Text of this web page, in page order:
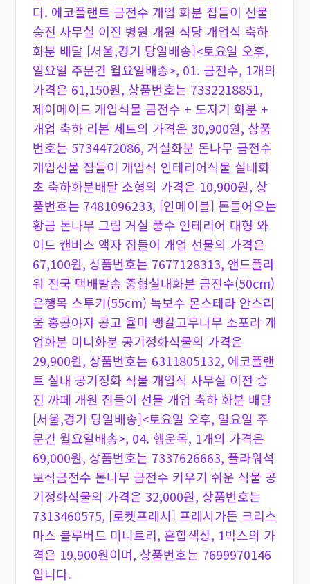
다. 에코플랜트 금전수 개업 화분 집들이 선물
승진 사무실 이전 병원 개원 식당 개업식 축하
화분 배달 [서울,경기 당일배송]<토요일 오후,
일요일 주문건 월요일배송>, 01. 금전수, 1개의
가격은 61,150원, 상품번호는 7332218851,
제이메이드 개업식물 금전수 + 도자기 화분 +
개업 축하 리본 세트의 가격은 30,900원, 상품
번호는 5734472086, 거실화분 돈나무 금전수
개업선물 집들이 개업식 인테리어식물 실내화
초 축하화분배달 소형의 가격은 10,900원, 상
품번호는 7481096233, [인메이블] 돈들어오는
황금 돈나무 그림 거실 풍수 인테리어 대형 와
이드 캔버스 액자 집들이 개업 선물의 가격은
67,100원, 상품번호는 7677128313, 앤드플라
워 전국 택배발송 중형실내화분 금전수(50cm)
은행목 스투키(55cm) 녹보수 몬스테라 안스리
움 홍콩야자 콩고 율마 뱅갈고무나무 소포라 개
업화분 미니화분 공기정화식물의 가격은
29,900원, 상품번호는 6311805132, 에코플랜
트 실내 공기정화 식물 개업식 사무실 이전 승
진 까페 개원 집들이 선물 개업 축하 화분 배달
[서울,경기 당일배송]<토요일 오후, 일요일 주
문건 월요일배송>, 04. 행운목, 1개의 가격은
69,000원, 상품번호는 7337626663, 플라워석
보석금전수 돈나무 금전수 키우기 쉬운 식물 공
기정화식물의 가격은 32,000원, 상품번호는
7313460575, [로켓프레시] 프레시가든 크리스
마스 블루버드 미니트리, 혼합색상, 1박스의 가
격은 19,900원이며, 상품번호는 7699970146
입니다.